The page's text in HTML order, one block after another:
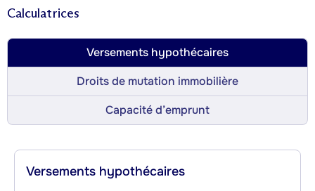
Calculatrices
Versements hypothécaires
Droits de mutation immobilière
Capacité d’emprunt
Versements hypothécaires